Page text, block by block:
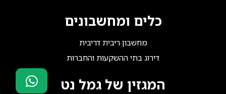
כלים ומחשבונים
מחשבון ריבית דריבית
דירוג בתי ההשקעות והחברות
המגזין של גמל נט